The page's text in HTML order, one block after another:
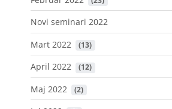
Novi seminari 2022
Mart 2022
(13)
April 2022 (12)
Maj 2022 (2)